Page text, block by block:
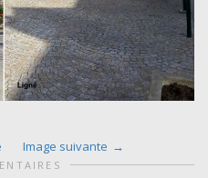
Image suivante